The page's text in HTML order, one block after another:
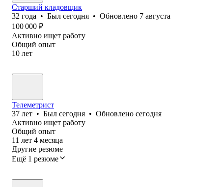
Старший кладовщик
32 года • Был сегодня • Обновлено 7 августа
100 000 ₽
Активно ищет работу
Общий опыт
10 лет
Телеметрист
37 лет • Был сегодня • Обновлено сегодня
Активно ищет работу
Общий опыт
11 лет 4 месяца
Другие резюме
Ещё 1 резюме